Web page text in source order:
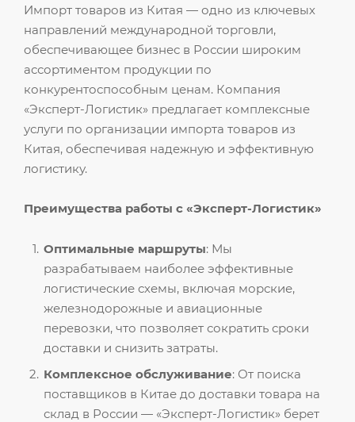
Импорт товаров из Китая — одно из ключевых
направлений международной торговли,
обеспечивающее бизнес в России широким
ассортиментом продукции по
конкурентоспособным ценам. Компания
«Эксперт-Логистик» предлагает комплексные
услуги по организации импорта товаров из
Китая, обеспечивая надежную и эффективную
логистику.
Преимущества работы с «Эксперт-Логистик»
Оптимальные маршруты: Мы
разрабатываем наиболее эффективные
логистические схемы, включая морские,
железнодорожные и авиационные
перевозки, что позволяет сократить сроки
доставки и снизить затраты.
Комплексное обслуживание: От поиска
поставщиков в Китае до доставки товара на
склад в России — «Эксперт-Логистик» берет